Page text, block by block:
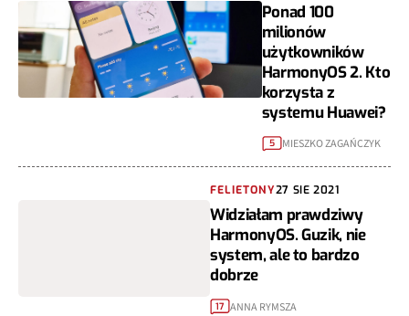
Ponad 100
milionów
użytkowników
HarmonyOS 2. Kto
korzysta z
systemu Huawei?
5 MIESZKO ZAGAŃCZYK
FELIETONY27 SIE 2021
Widziałam prawdziwy
HarmonyOS. Guzik, nie
system, ale to bardzo
dobrze
17 ANNA RYMSZA